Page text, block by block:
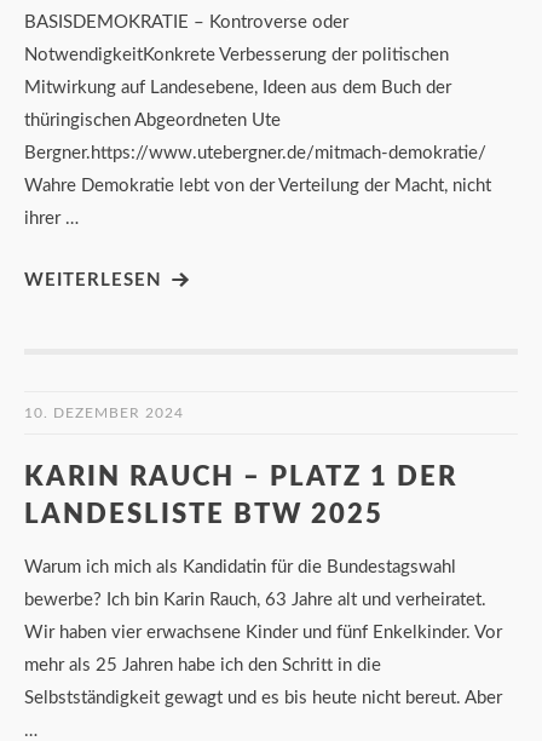
BASISDEMOKRATIE – Kontroverse oder
NotwendigkeitKonkrete Verbesserung der politischen
Mitwirkung auf Landesebene, Ideen aus dem Buch der
thüringischen Abgeordneten Ute
Bergner.https://www.utebergner.de/mitmach-demokratie/
Wahre Demokratie lebt von der Verteilung der Macht, nicht
ihrer …
WEITERLESEN
10. DEZEMBER 2024
KARIN RAUCH – PLATZ 1 DER
LANDESLISTE BTW 2025
Warum ich mich als Kandidatin für die Bundestagswahl
bewerbe? Ich bin Karin Rauch, 63 Jahre alt und verheiratet.
Wir haben vier erwachsene Kinder und fünf Enkelkinder. Vor
mehr als 25 Jahren habe ich den Schritt in die
Selbstständigkeit gewagt und es bis heute nicht bereut. Aber
…